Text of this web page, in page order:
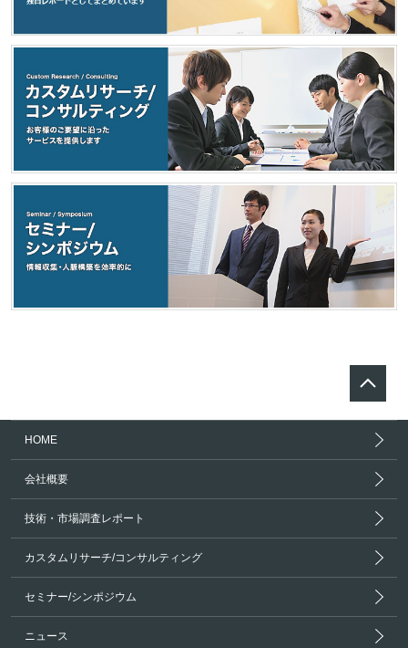
HOME
会社概要
技術・市場調査レポート
カスタムリサーチ/コンサルティング
セミナー/シンポジウム
ニュース